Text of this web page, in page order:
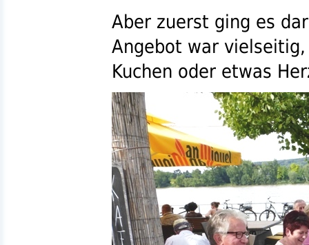
Aber zuerst ging es
Angebot war
Kuchen oder etwas